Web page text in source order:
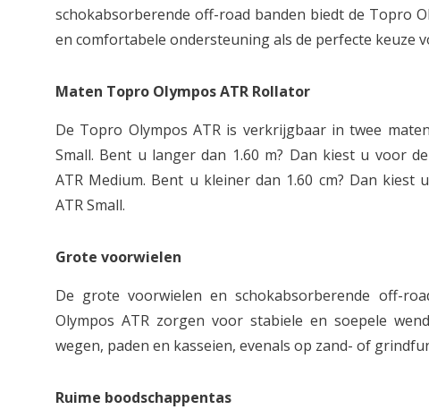
schokabsorberende off-road banden biedt de Topro
en comfortabele ondersteuning als de perfecte keuze
Maten Topro Olympos ATR Rollator
De Topro Olympos ATR is verkrijgbaar in twee
Small. Bent u langer dan 1.60 m? Dan kiest u voor
ATR Medium. Bent u kleiner dan 1.60 cm? Dan kiest
ATR Small.
Grote voorwielen
De grote voorwielen en schokabsorberende off-
Olympos ATR zorgen voor stabiele en soepele
wegen, paden en kasseien, evenals op zand- of
Ruime boodschappentas